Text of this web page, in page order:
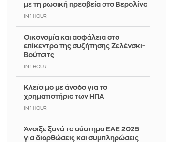
με τη ρωσική πρεσβεία στο Βερολίνο
IN 1 HOUR
Οικονομία και ασφάλεια στο
επίκεντρο της συζήτησης Ζελένσκι-
Βούτσιτς
IN 1 HOUR
Κλείσιμο με άνοδο για το
χρηματιστήριο των ΗΠΑ
IN 1 HOUR
Άνοιξε ξανά το σύστημα ΕΑΕ 2025
για διορθώσεις και συμπληρώσεις